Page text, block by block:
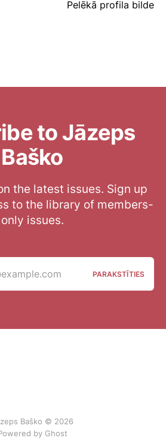
Pelēkā profila bilde
to Jāzeps
Baško
the latest issues. Sign up
to the library of members-
only issues.
PARAKSTĪTIES
Baško © 2026
by Ghost